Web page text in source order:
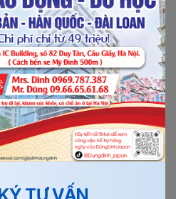
là đơn hàng công xưởng
ca hàng tháng cũng rất...